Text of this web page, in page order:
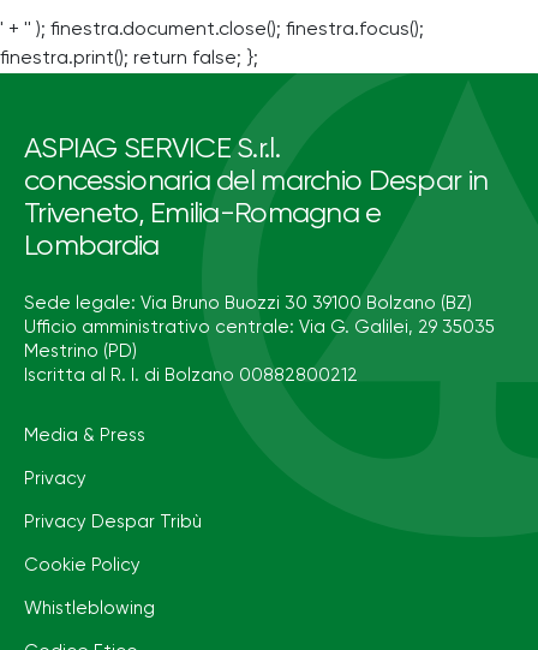
' + '' ); finestra.document.close(); finestra.focus();
finestra.print(); return false; };
ASPIAG SERVICE S.r.l.
concessionaria del marchio Despar in
Triveneto, Emilia-Romagna e
Lombardia
Sede legale: Via Bruno Buozzi 30 39100 Bolzano (BZ)
Ufficio amministrativo centrale: Via G. Galilei, 29 35035
Mestrino (PD)
Iscritta al R. I. di Bolzano 00882800212
Media & Press
Privacy
Privacy Despar Tribù
Cookie Policy
Whistleblowing